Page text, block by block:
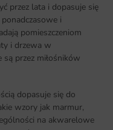
przez lata i dopasuje się
i
pomieszczeniom
i drzewa w
przez miłośników
dopasuje się do
wzory jak marmur,
na akwarelowe